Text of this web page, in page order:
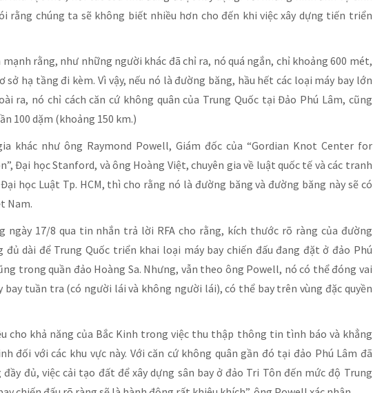
rằng chúng ta sẽ không biết nhiều hơn cho đến khi việc xây dựng tiến triển
rằng, như những người khác đã chỉ ra, nó quá ngắn, chỉ khoảng 600 mét,
sở hạ tầng đi kèm. Vì vậy, nếu nó là đường băng, hầu hết các loại máy bay lớn
ra, nó chỉ cách căn cứ không quân của Trung Quốc tại Đảo Phú Lâm, cũng
100 dặm (khoảng 150 km.)
khác như ông Raymond Powell, Giám đốc của “Gordian Knot Center for
Đại học Stanford, và ông Hoàng Việt, chuyên gia về luật quốc tế và các tranh
học Luật Tp. HCM, thì cho rằng nó là đường băng và đường băng này sẽ có
Nam.
ngày 17/8 qua tin nhắn trả lời RFA cho rằng, kích thước rõ ràng của đường
đủ dài để Trung Quốc triển khai loại máy bay chiến đấu đang đặt ở đảo Phú
trong quần đảo Hoàng Sa. Nhưng, vẫn theo ông Powell, nó có thể đóng vai
tuần tra (có người lái và không người lái), có thể bay trên vùng đặc quyền
cho khả năng của Bắc Kinh trong việc thu thập thông tin tình báo và khẳng
đối với các khu vực này. Với căn cứ không quân gần đó tại đảo Phú Lâm đã
đủ, việc cải tạo đất để xây dựng sân bay ở đảo Tri Tôn đến mức độ Trung